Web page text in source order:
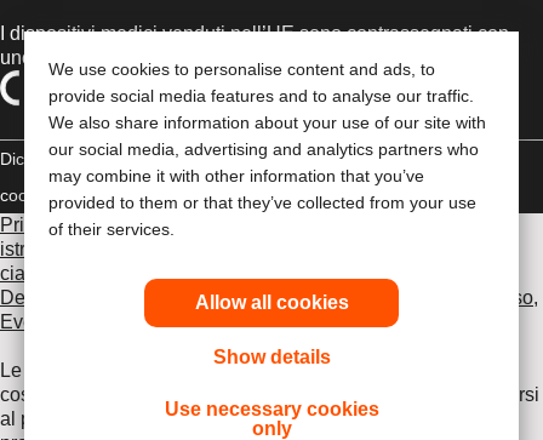
We use cookies to personalise content and ads, to
provide social media features and to analyse our traffic.
We also share information about your use of our site with
our social media, advertising and analytics partners who
may combine it with other information that you’ve
provided to them or that they’ve collected from your use
of their services.
Allow all cookies
Show details
Use necessary cookies
only
I dispositivi medici venduti nell’UE sono contrassegnati con
uno dei seguenti simboli, a seconda dei casi
Dichiarazione di copyright Politica sulla riservatezza Gestione dei
cookie
Compliance
Prima di utilizzare uno dei prodotti indicati, leggi per intero le
istruzioni d'uso contenute nel foglietto illustrativo fornito con
ciascun prodotto, che include le sezioni Uso previsto,
Descrizione, Controindicazioni, Avvertenze, Precauzioni d'uso,
Eventi avversi e Istruzioni d'uso del dispositivo
Le informazioni fornite nel presente documento non
costituiscono un parere medico, pertanto è opportuno rivolgersi
al proprio medico curante o ad altro operatore sanitario. Le